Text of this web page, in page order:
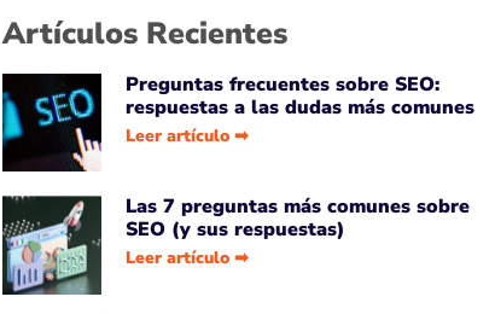
Artículos Recientes
Preguntas frecuentes sobre SEO:
respuestas a las dudas más comunes
Leer artículo ➡
Las 7 preguntas más comunes sobre
SEO (y sus respuestas)
Leer artículo ➡